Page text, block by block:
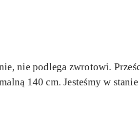
nie podlega zwrotowi.
140 cm. Jesteśmy w